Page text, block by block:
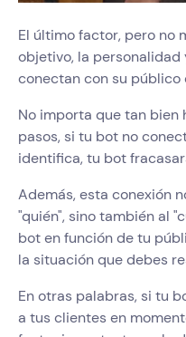
El último factor, pero no
objetivo, la
conectan con su público
No importa que tan bien
pasos, si tu bot no
identifica, tu bot
Además, esta conexión
"quién", sino también al
bot en función de tu
la situación que debes
En otras palabras, si tu
a tus clientes en